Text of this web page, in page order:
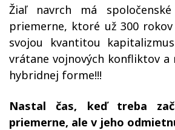
Žiaľ navrch má
priemerne, ktoré už 300
svojou kvantitou
vrátane vojnových konfliktov a
hybridnej forme!!!
Nastal čas, keď treba
priemerne, ale v jeho